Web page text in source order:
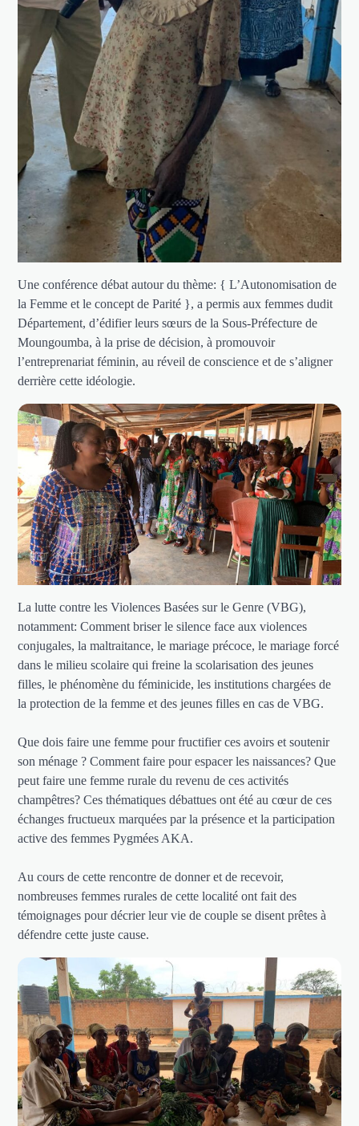
Une conférence débat autour du thème: { L’Autonomisation de
la Femme et le concept de Parité }, a permis aux femmes dudit
Département, d’édifier leurs sœurs de la Sous-Préfecture de
Moungoumba, à la prise de décision, à promouvoir
l’entreprenariat féminin, au réveil de conscience et de s’aligner
derrière cette idéologie.
La lutte contre les Violences Basées sur le Genre (VBG),
notamment: Comment briser le silence face aux violences
conjugales, la maltraitance, le mariage précoce, le mariage forcé
dans le milieu scolaire qui freine la scolarisation des jeunes
filles, le phénomène du féminicide, les institutions chargées de
la protection de la femme et des jeunes filles en cas de VBG.
Que dois faire une femme pour fructifier ces avoirs et soutenir
son ménage ? Comment faire pour espacer les naissances? Que
peut faire une femme rurale du revenu de ces activités
champêtres? Ces thématiques débattues ont été au cœur de ces
échanges fructueux marquées par la présence et la participation
active des femmes Pygmées AKA.
Au cours de cette rencontre de donner et de recevoir,
nombreuses femmes rurales de cette localité ont fait des
témoignages pour décrier leur vie de couple se disent prêtes à
défendre cette juste cause.